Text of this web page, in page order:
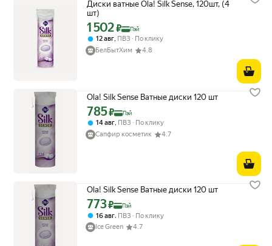
Диски ватные Ola! Silk Sense, 120шт, (4
шт)
Цена с картой Яндекс Пэй 1502 ₽ вместо
1 502₽ Пэй
12 авг, ПВЗ
По клику
БелБытХим
4.8
Ola! Silk Sense Ватные диски 120 шт
Цена с картой Яндекс Пэй 785 ₽ вместо
785₽ Пэй
14 авг ПВЗ
По клику
Сапфир косметик
4.7
Ola! Silk Sense Ватные диски 120 шт
Цена с картой Яндекс Пэй 773 ₽ вместо
773₽ Пэй
16 авг, ПВЗ
По клику
Ice Green
4.7